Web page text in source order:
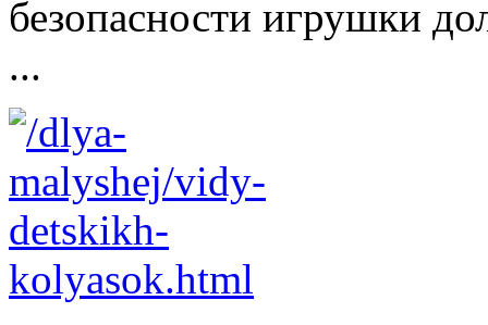
безопасности игрушки
...